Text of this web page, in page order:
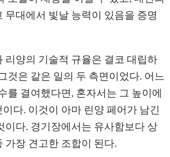
무대에서 빛날 능력이 있음을 증명
리양의 기술적 규율은 결코 대립하
것은 같은 일의 두 측면이었다. 어느
를 결여했다면, 혼자서는 그 높이에
다. 이것이 아마 린양 페어가 남긴
이다. 경기장에서는 유사함보다 상
가장 견고한 조합이 된다.